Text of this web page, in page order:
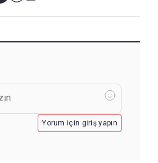
Yorum için giriş yapın